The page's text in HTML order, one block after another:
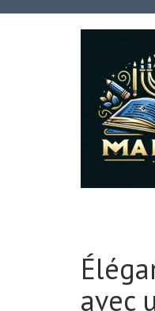
Aller
avec